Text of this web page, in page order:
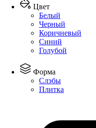
Цвет
Белый
Черный
Коричневый
Синий
Голубой
Форма
Слэбы
Плитка